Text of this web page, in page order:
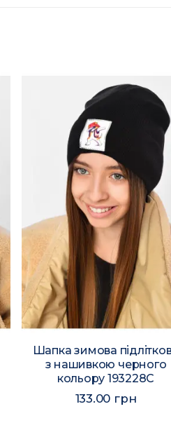
Шапка зимова
з нашивкою черного
кольору 193228C
133.00 грн